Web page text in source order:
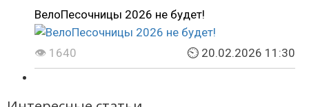
ВелоПесочницы 2026 не будет!
👁 1640 ⏲ 20.02.2026 11:30